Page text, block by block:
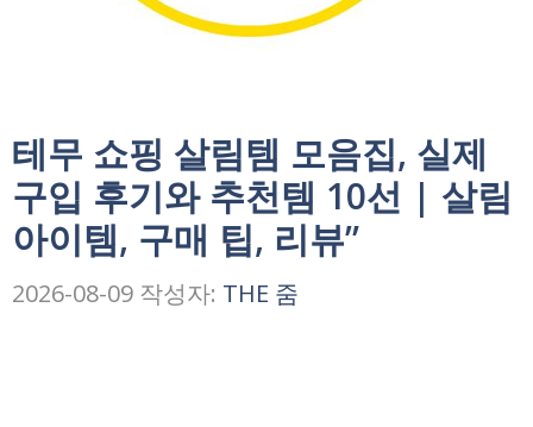
테무 쇼핑 살림템 모음집, 실제
구입 후기와 추천템 10선 | 살림
아이템, 구매 팁, 리뷰”
2026-08-09 작성자: THE 줌